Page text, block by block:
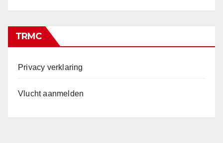
TRMC
Privacy verklaring
Vlucht aanmelden